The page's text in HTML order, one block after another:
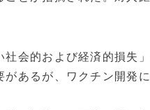
会的および経済的損失
あるが、ワクチン開発